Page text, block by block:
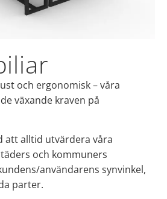
och ergonomisk – våra
växande kraven på
att alltid utvärdera våra
och kommuners
användarens synvinkel,
parter.